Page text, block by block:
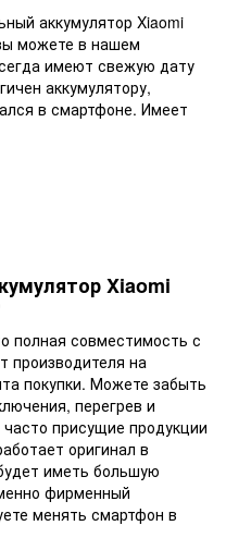
аккумулятор Xiaomi
можете в нашем
имеют свежую дату
аккумулятору,
в смартфоне. Имеет
Xiaomi
полная совместимость с
производителя на
покупки. Можете забыть
перегрев и
присущие продукции
оригинал в
иметь большую
фирменный
менять смартфон в